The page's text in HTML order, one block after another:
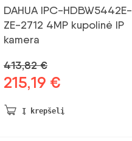
DAHUA IPC-HDBW5442E-
ZE-2712 4MP kupolinė IP
kamera
413,82€
Pradinė
buvo:
215,19 €
215,19 €.
Į krepšelį